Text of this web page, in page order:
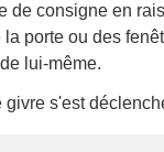
de consigne en
la porte ou des
lui-même.
givre s'est